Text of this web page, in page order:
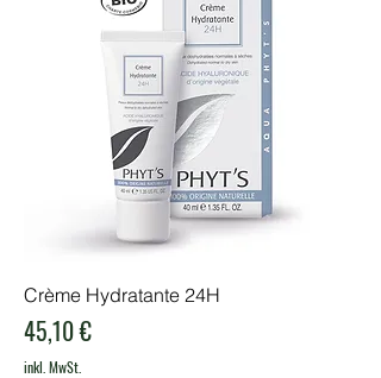
Crème Hydratante 24H
Preis
45,10 €
inkl. MwSt.